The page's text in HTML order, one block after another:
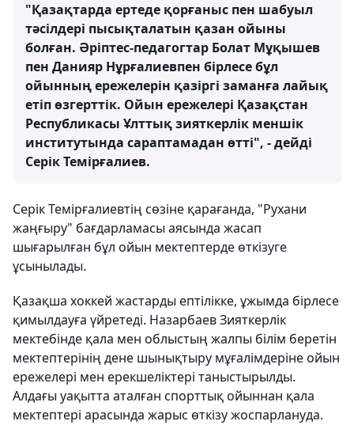
"Қазақтарда ертеде қорғаныс пен шабуыл
тәсілдері пысықталатын қазан ойыны
болған. Әріптес-педагогтар Болат Мұқышев
пен Данияр Нұрғалиевпен бірлесе бұл
ойынның ережелерін қазіргі заманға лайық
етіп өзгерттік. Ойын ережелері Қазақстан
Республикасы Ұлттық зияткерлік меншік
институтында сараптамадан өтті", - дейді
Серік Темірғалиев.
Серік Темірғалиевтің сөзіне қарағанда, "Рухани
жаңғыру" бағдарламасы аясында жасап
шығарылған бұл ойын мектептерде өткізуге
ұсынылады.
Қазақша хоккей жастарды ептілікке, ұжымда бірлесе
қимылдауға үйретеді. Назарбаев Зияткерлік
мектебінде қала мен облыстың жалпы білім беретін
мектептерінің дене шынықтыру мұғалімдеріне ойын
ережелері мен ерекшеліктері таныстырылды.
Алдағы уақытта аталған спорттық ойыннан қала
мектептері арасында жарыс өткізу жоспарлануда.